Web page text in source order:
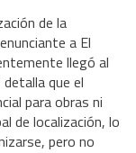
de la
a El
llegó al
que el
para obras ni
de localización, lo
pero no